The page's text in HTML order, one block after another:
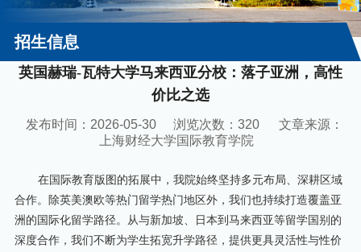
招生信息
英国赫瑞-瓦特大学马来西亚分校：落子亚洲，高性
价比之选
发布时间：2026-05-30 浏览次数： 320
文章来源：
上海财经大学国际教育学院
在国际教育版图的拓展中，我院始终坚持多元布局、深耕区域
合作。除英美澳欧等热门留学热门地区外，我们也持续打造覆盖亚
洲的国际化留学路径。从与新加坡、日本到马来西亚等留学国别的
深度合作，我们不断为学生拓宽升学路径，提供更具灵活性与性价